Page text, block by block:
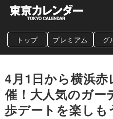
グルメ
トップ プレミアム グ
4月1日から横浜
催！大人気のガー
歩デートを楽しも